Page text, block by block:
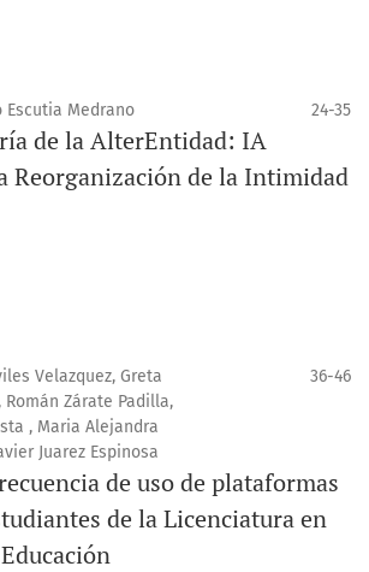
Escutia Medrano 24-35
de la AlterEntidad: IA
Reorganización de la Intimidad
Velazquez, Greta
Román Zárate Padilla,
, Maria Alejandra
Juarez Espinosa
36-46
de uso de plataformas
de la Licenciatura en